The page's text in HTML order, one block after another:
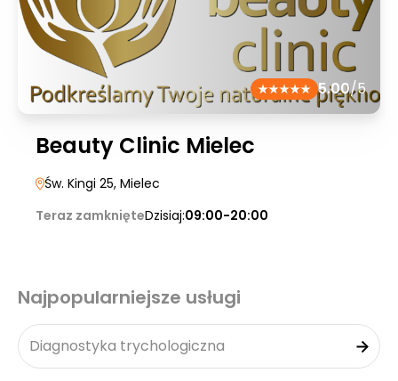
5.00/5
Beauty Clinic Mielec
Św. Kingi 25, Mielec
Teraz zamknięteDzisiaj:09:00-20:00
Najpopularniejsze usługi
Diagnostyka trychologiczna